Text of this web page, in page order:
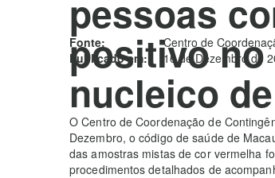
pessoas
positivo
nucleico
Fonte:
Centro de
Publicado em:
16 de Dezembro de
O Centro de Coordenação de
Dezembro, o código de saúde de
das amostras mistas de cor vermelha
procedimentos detalhados de